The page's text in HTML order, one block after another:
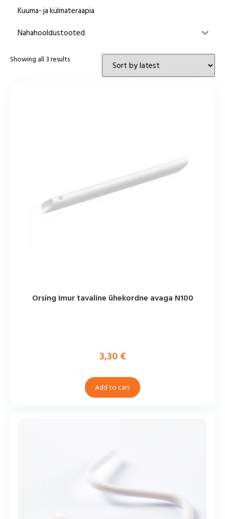
Kuuma- ja külmateraapia
Nahahooldustooted
Showing all 3 results
Orsing Imur tavaline ühekordne avaga N100
3,30€
Add to cart